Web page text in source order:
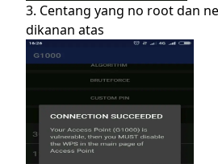
3. Centang yang no root dan
dikanan atas